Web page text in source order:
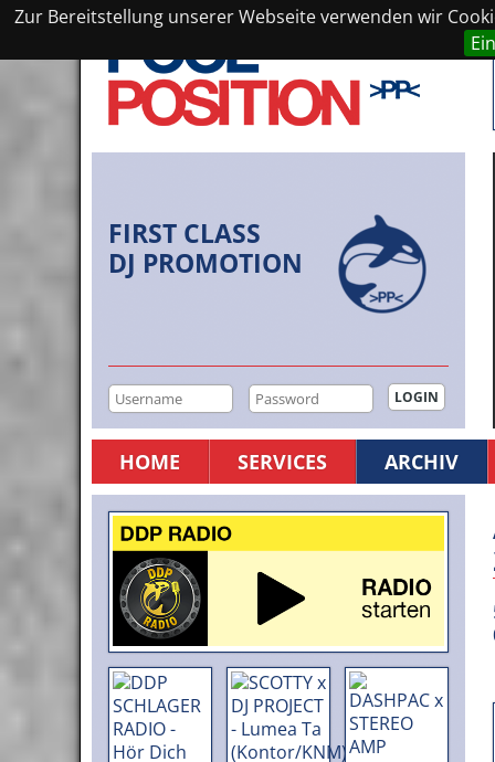
Zur Bereitstellung unserer Webseite verwenden wir
FIRST CLASS
DJ PROMOTION
HOME SERVICES ARCHIV